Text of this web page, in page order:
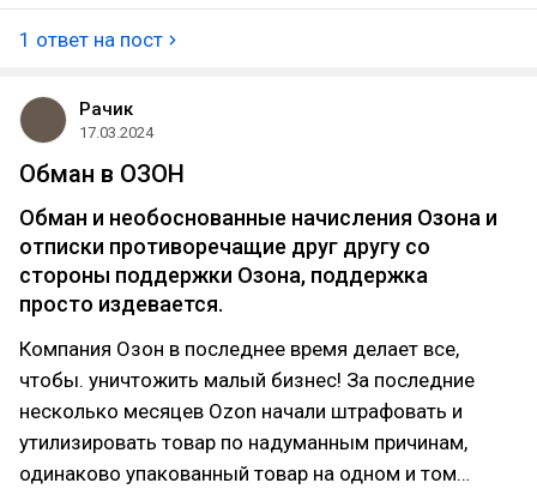
1 ответ на пост
Рачик
17.03.2024
Обман в ОЗОН
Обман и необоснованные начисления Озона и
отписки противоречащие друг другу со
стороны поддержки Озона, поддержка
просто издевается.
Компания Озон в последнее время делает все,
чтобы. уничтожить малый бизнес! За последние
несколько месяцев Ozon начали штрафовать и
утилизировать товар по надуманным причинам,
одинаково упакованный товар на одном и том…